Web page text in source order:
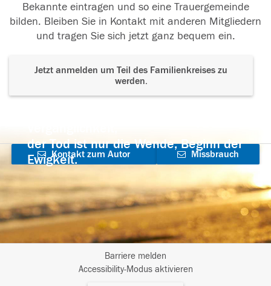
Bekannte eintragen und so eine Trauergemeinde
bilden. Bleiben Sie in Kontakt mit anderen Mitgliedern
und tragen Sie sich jetzt ganz bequem ein.
Jetzt anmelden um Teil des Familienkreises zu
werden.
der Tod ist nur die Wende, Beginn der
Ewigkeit.
Kontakt zum Autor
aufnehmen
Missbrauch
Barriere melden
Accessibility-Modus aktivieren